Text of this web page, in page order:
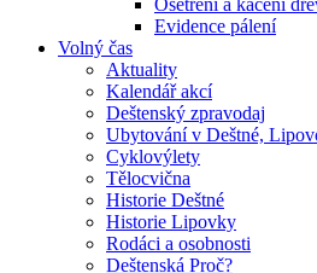
Ošetření a kácení
Evidence pálení
Volný čas
Aktuality
Kalendář akcí
Deštenský zpravodaj
Ubytování v Deštné,
Cyklovýlety
Tělocvična
Historie Deštné
Historie Lipovky
Rodáci a osobnosti
Deštenská Proč?